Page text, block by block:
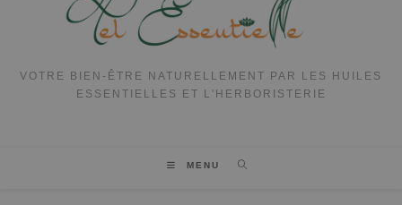
VOTRE BIEN-ÊTRE NATURELLEMENT PAR LES HUILES
ESSENTIELLES ET L'HERBORISTERIE
MENU